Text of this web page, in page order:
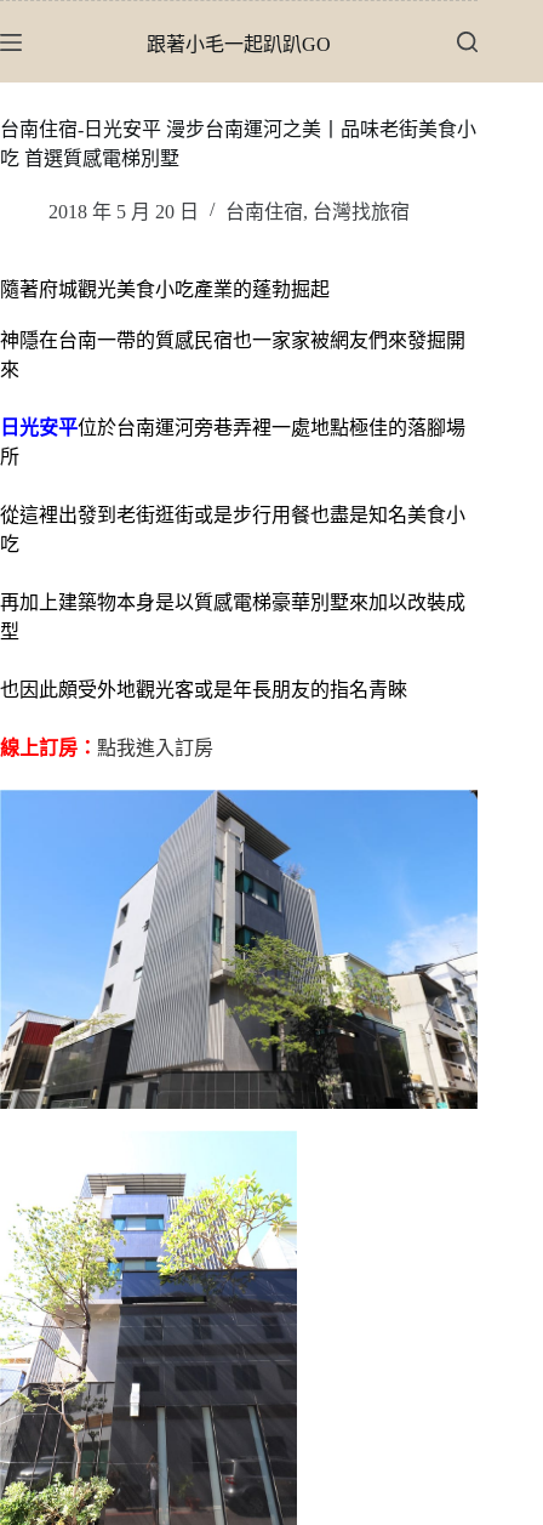
至
內
容
跟著小毛一起趴趴GO
台南住宿-日光安平 漫步台南運河之美丨品味老街美食小
吃 首選質感電梯別墅
2018 年 5 月 20 日 台南住宿, 台灣找旅宿
隨著府城觀光美食小吃產業的蓬勃掘起
神隱在台南一帶的質感民宿也一家家被網友們來發掘開
來
日光安平位於台南運河旁巷弄裡一處地點極佳的落腳場
所
從這裡出發到老街逛街或是步行用餐也盡是知名美食小
吃
再加上建築物本身是以質感電梯豪華別墅來加以改裝成
型
也因此頗受外地觀光客或是年長朋友的指名青睞
線上訂房： 點我進入訂房